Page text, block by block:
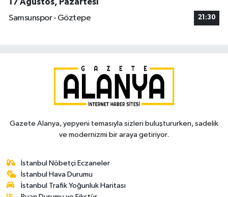
17 Ağustos, Pazartesi
Samsunspor - Göztepe
21:30
Gazete Alanya, yepyeni temasıyla sizleri buluştururken, sadelik
ve modernizmi bir araya getiriyor.
İstanbul Nöbetçi Eczaneler
İstanbul Hava Durumu
İstanbul Trafik Yoğunluk Haritası